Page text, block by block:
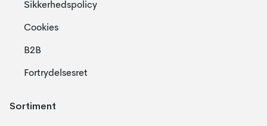
Sikkerhedspolicy
Cookies
B2B
Fortrydelsesret
Sortiment